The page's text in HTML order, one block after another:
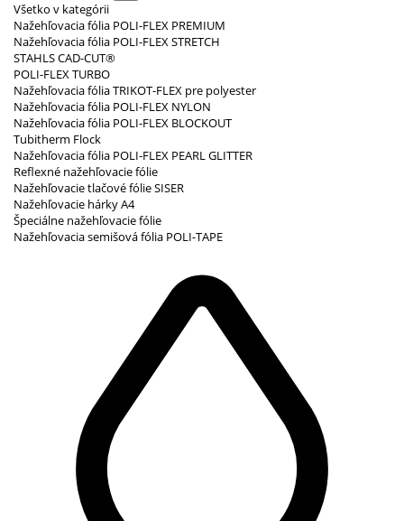
Všetko v kategórii
Nažehľovacia fólia POLI-FLEX PREMIUM
Nažehľovacia fólia POLI-FLEX STRETCH
STAHLS CAD-CUT®
POLI-FLEX TURBO
Nažehľovacia fólia TRIKOT-FLEX pre polyester
Nažehľovacia fólia POLI-FLEX NYLON
Nažehľovacia fólia POLI-FLEX BLOCKOUT
Tubitherm Flock
Nažehľovacia fólia POLI-FLEX PEARL GLITTER
Reflexné nažehľovacie fólie
Nažehľovacie tlačové fólie SISER
Nažehľovacie hárky A4
Špeciálne nažehľovacie fólie
Nažehľovacia semišová fólia POLI-TAPE